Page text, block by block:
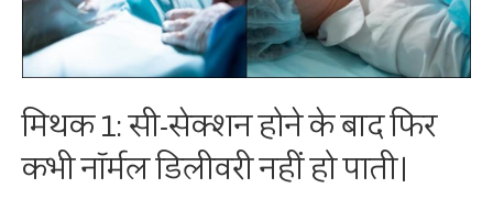
मिथक 1: सी-सेक्शन होने के बाद फिर
कभी नॉर्मल डिलीवरी नहीं हो पाती।